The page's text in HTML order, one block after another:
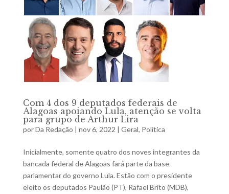
Com 4 dos 9 deputados federais de
Alagoas apoiando Lula, atenção se volta
para grupo de Arthur Lira
porDa Redação | nov 6, 2022 | Geral, Política
Inicialmente, somente quatro dos noves integrantes da
bancada federal de Alagoas fará parte da base
parlamentar do governo Lula. Estão com o presidente
eleito os deputados Paulão (PT), Rafael Brito (MDB),